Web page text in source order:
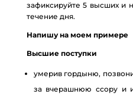
зафиксируйте 5 высших и
течение дня.
Напишу на моем примере
Высшие поступки
умерив гордыню,
за вчерашнюю ссору и